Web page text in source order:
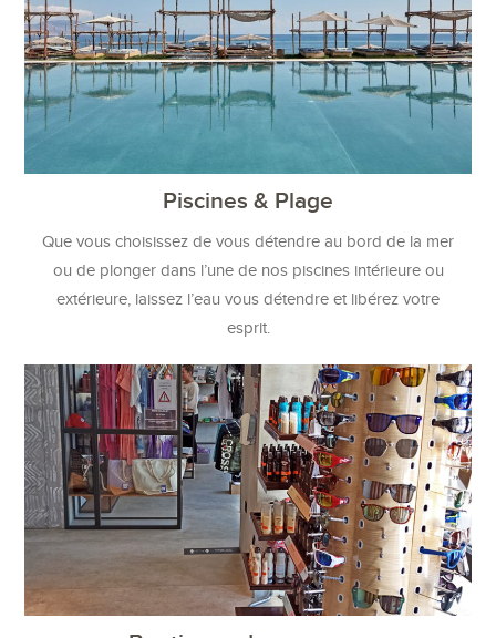
Piscines & Plage
Que vous choisissez de vous détendre au bord de la mer
ou de plonger dans l’une de nos piscines intérieure ou
extérieure, laissez l’eau vous détendre et libérez votre
esprit.